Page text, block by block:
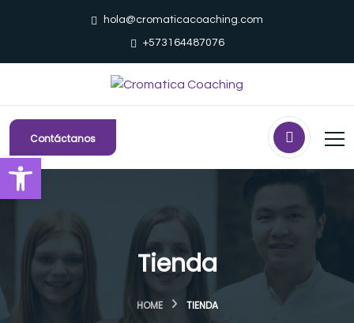
hola@cromaticacoaching.com
+573164487076
Contáctanos
Tienda
HOME TIENDA
Abrir barra de herramientas